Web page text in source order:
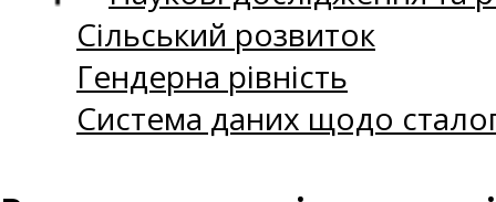
Сільський розвиток
Гендерна рівність
Система даних щодо